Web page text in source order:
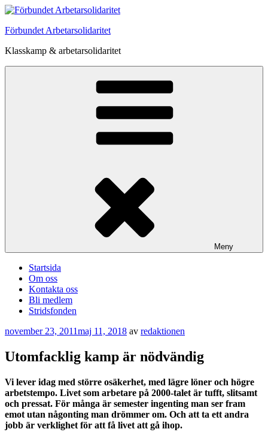
Hoppa
innehåll
Förbundet Arbetarsolidaritet
Klasskamp & arbetarsolidaritet
Meny
Startsida
Om oss
Kontakta oss
Bli medlem
Stridsfonden
Publicerat
november 23, 2011maj 11, 2018 av redaktionen
Utomfacklig kamp är nödvändig
Vi lever idag med större osäkerhet, med lägre löner och högre
arbetstempo. Livet som arbetare på 2000-talet är tufft, slitsamt
och pressat. För många är semester ingenting man ser fram
emot utan någonting man drömmer om. Och att ta ett andra
jobb är verklighet för att få livet att gå ihop.